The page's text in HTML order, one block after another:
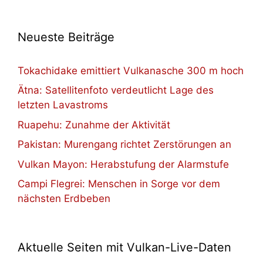
Neueste Beiträge
Tokachidake emittiert Vulkanasche 300 m hoch
Ätna: Satellitenfoto verdeutlicht Lage des
letzten Lavastroms
Ruapehu: Zunahme der Aktivität
Pakistan: Murengang richtet Zerstörungen an
Vulkan Mayon: Herabstufung der Alarmstufe
Campi Flegrei: Menschen in Sorge vor dem
nächsten Erdbeben
Aktuelle Seiten mit Vulkan-Live-Daten